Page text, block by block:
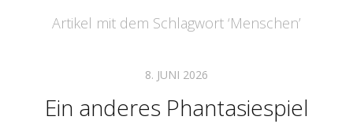
Artikel mit dem Schlagwort ‘Menschen’
8. JUNI 2026
Ein anderes Phantasiespiel